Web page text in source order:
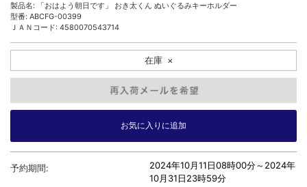
製品名: 「おはよう朝日です」 おき太くん ぬいぐるみキーホルダー
型番: ABCFG-00399
ＪＡＮコード: 4580070543714
在庫 ×
予約期間: 2024年10月11日08時00分～2024年
10月31日23時59分